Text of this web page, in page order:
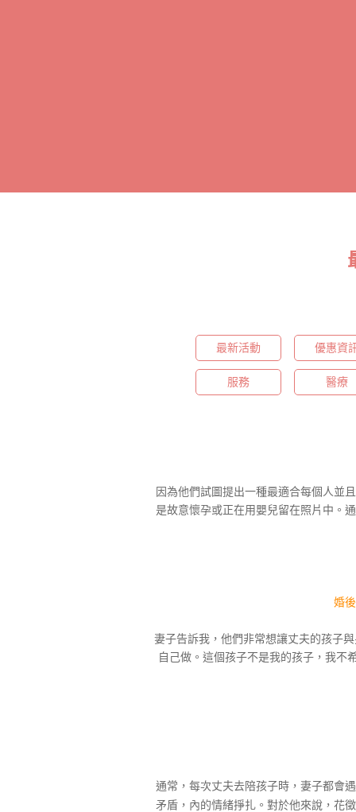
最新活動 優惠資
服務 醫療
因為他們試圖提出一種最適合每個人並
是故意懷孕或正在用嬰兒留在照片中。
婚
妻子告訴我，他們非常想讓丈夫的孩子
自己做。這個孩子不是我的孩子，我不
通常，每次丈夫去陪孩子時，妻子都會
矛盾，內的情緒掙扎。對於他來說，花